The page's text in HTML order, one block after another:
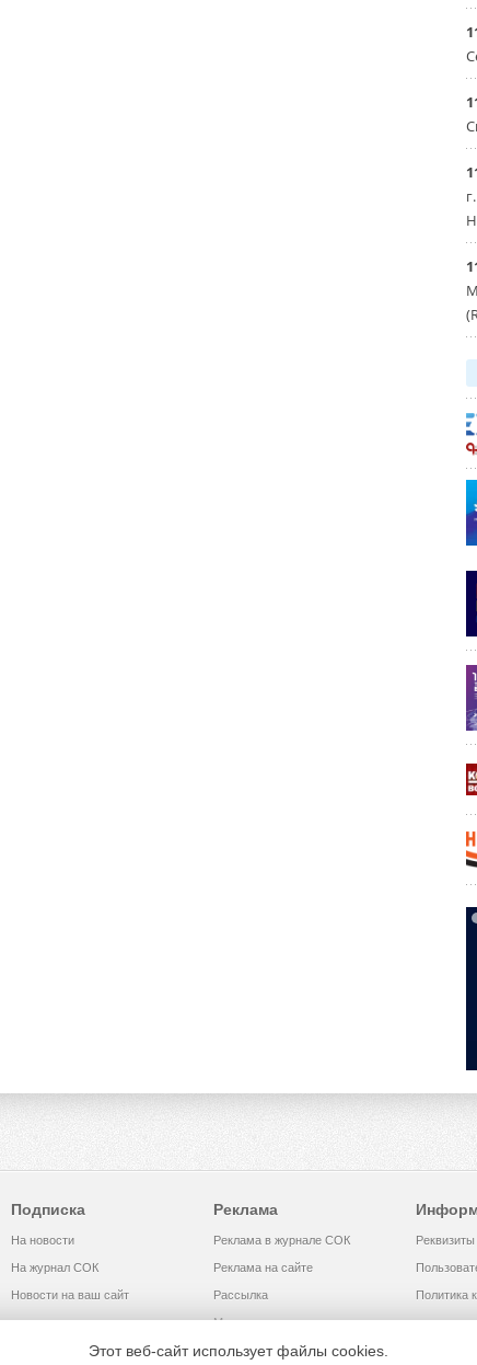
Подписка
На новости
На журнал СОК
Новости на ваш сайт
Реклама
Реклама в журнале СОК
Реклама на сайте
Рассылка
Медиакит
Реквизиты
Политика
Этот веб-сайт использует файлы cookies.